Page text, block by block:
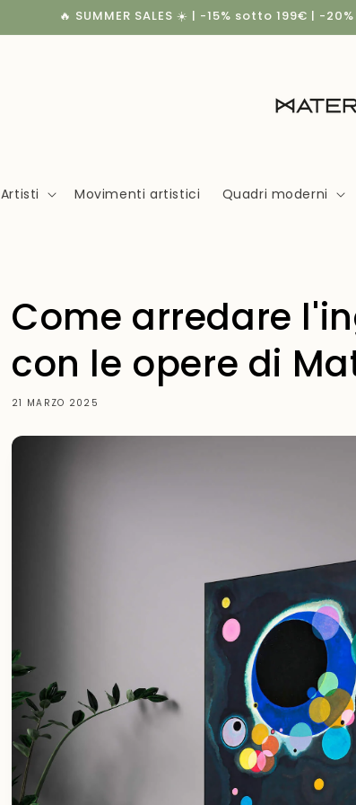
🔥 SUMMER SALES ☀️ | -15% sotto 199€ | -
Artisti Movimenti artistici Quadri moderni
Come arredare
con le opere di
21 MARZO 2025